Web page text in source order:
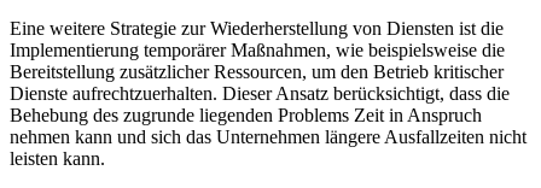
Eine weitere Strategie zur Wiederherstellung von Diensten ist die
Implementierung temporärer Maßnahmen, wie beispielsweise die
Bereitstellung zusätzlicher Ressourcen, um den Betrieb kritischer
Dienste aufrechtzuerhalten. Dieser Ansatz berücksichtigt, dass die
Behebung des zugrunde liegenden Problems Zeit in Anspruch
nehmen kann und sich das Unternehmen längere Ausfallzeiten nicht
leisten kann.